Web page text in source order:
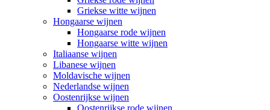
Griekse witte wijnen
Hongaarse wijnen
Hongaarse rode wijnen
Hongaarse witte wijnen
Italiaanse wijnen
Libanese wijnen
Moldavische wijnen
Nederlandse wijnen
Oostenrijkse wijnen
Oostenrijkse rode wijnen